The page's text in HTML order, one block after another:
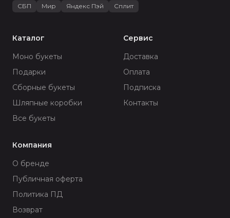
СБП Мир Яндекс Пэй Сплит
Каталог
Моно букеты
Подарки
Сборные букеты
Шляпные коробки
Все букеты
Сервис
Доставка
Оплата
Подписка
Контакты
Компания
О бренде
Публичная оферта
Политика ПД
Возврат